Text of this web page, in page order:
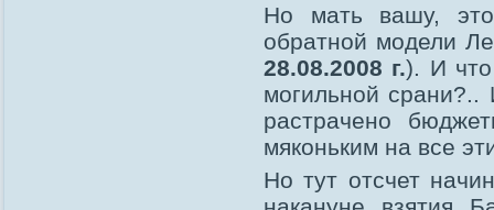
Но мать вашу,
обратной модели
28.08.2008 г.). И
могильной
растрачено
мяконьким на все
Но тут отсчет